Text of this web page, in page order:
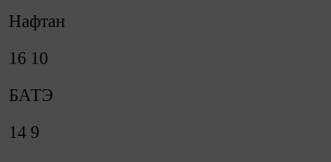
Нафтан
16 10
БАТЭ
14 9